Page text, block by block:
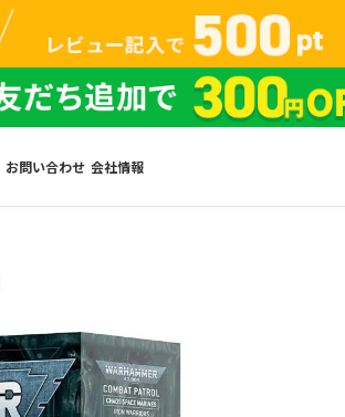
お問い合わせ 会社情報